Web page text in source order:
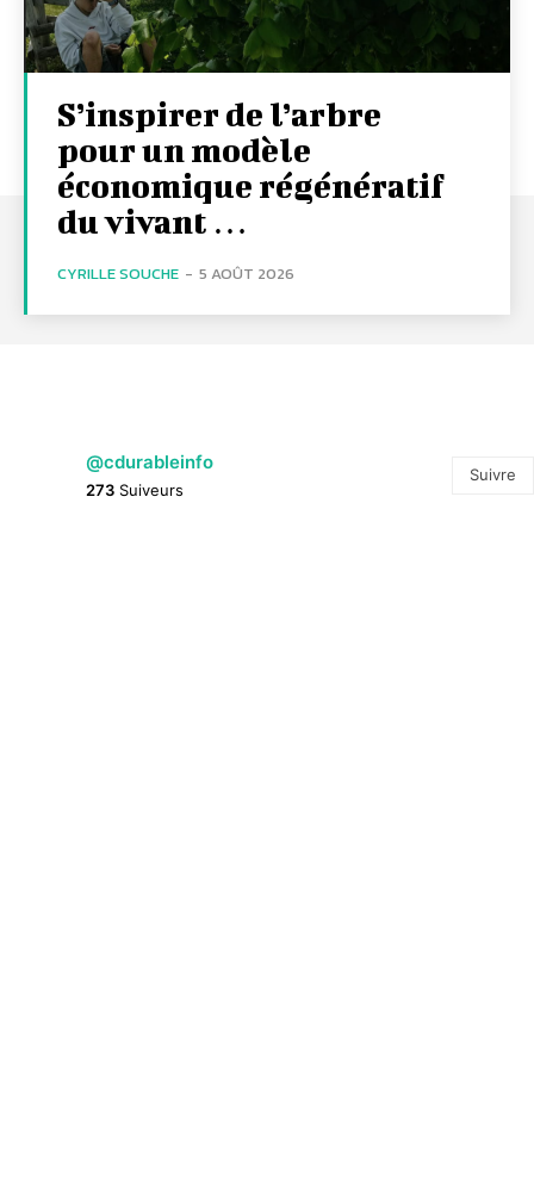
S’inspirer de l’arbre
pour un modèle
économique régénératif
du vivant …
CYRILLE SOUCHE - 5 AOÛT 2026
@cdurableinfo
273 Suiveurs
Suivre